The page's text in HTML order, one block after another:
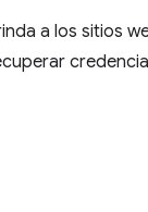
a los sitios